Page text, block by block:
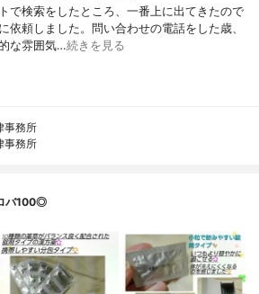
で検索をしたところ、一番上に出てきたので
依頼しました。問い合わせの電話をした歳、
な雰囲気…続きを見る
事務所
事務所
バ100◎